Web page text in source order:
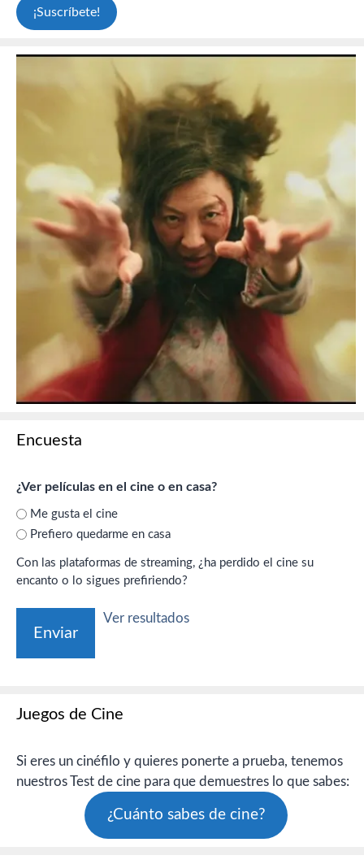
Encuesta
¿Ver películas en el cine o en casa?
Me gusta el cine
Prefiero quedarme en casa
Con las plataformas de streaming, ¿ha perdido el cine su
encanto o lo sigues prefiriendo?
Ver resultados
Juegos de Cine
Si eres un cinéfilo y quieres ponerte a prueba, tenemos
nuestros Test de cine para que demuestres lo que sabes:
¿Cuánto sabes de cine?